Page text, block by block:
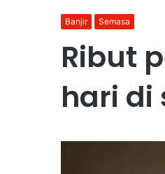
Banjir Semasa
Ribut
hari di